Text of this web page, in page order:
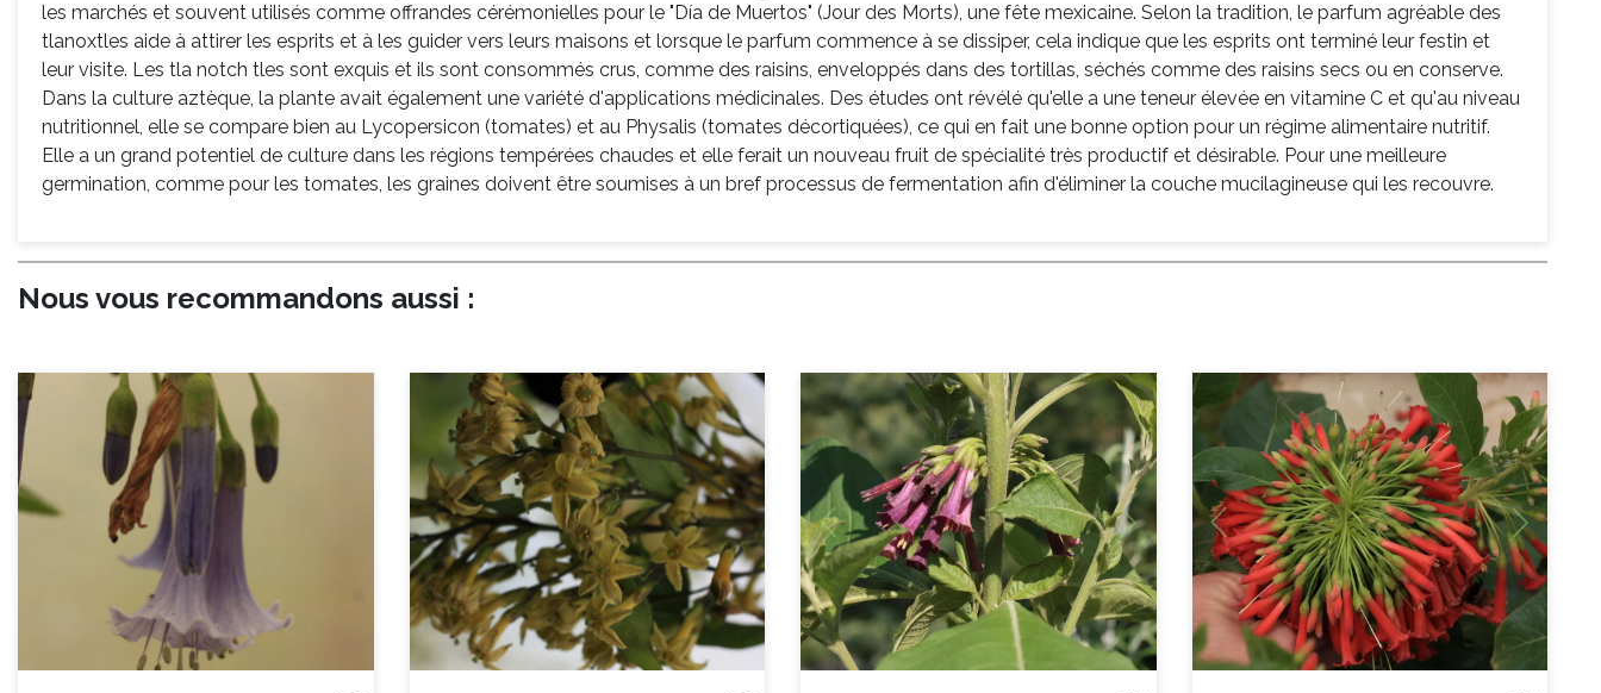
les marchés et souvent utilisés comme offrandes cérémonielles pour le "Día de Muertos" (Jour des Morts), une fête mexicaine. Selon la tradition, le parfum agréable des
tlanoxtles aide à attirer les esprits et à les guider vers leurs maisons et lorsque le parfum commence à se dissiper, cela indique que les esprits ont terminé leur festin et
leur visite. Les tla notch tles sont exquis et ils sont consommés crus, comme des raisins, enveloppés dans des tortillas, séchés comme des raisins secs ou en conserve.
Dans la culture aztèque, la plante avait également une variété d'applications médicinales. Des études ont révélé qu'elle a une teneur élevée en vitamine C et qu'au niveau
nutritionnel, elle se compare bien au Lycopersicon (tomates) et au Physalis (tomates décortiquées), ce qui en fait une bonne option pour un régime alimentaire nutritif.
Elle a un grand potentiel de culture dans les régions tempérées chaudes et elle ferait un nouveau fruit de spécialité très productif et désirable. Pour une meilleure
germination, comme pour les tomates, les graines doivent être soumises à un bref processus de fermentation afin d'éliminer la couche mucilagineuse qui les recouvre.
Nous vous recommandons aussi :
Previous Next Previous Next